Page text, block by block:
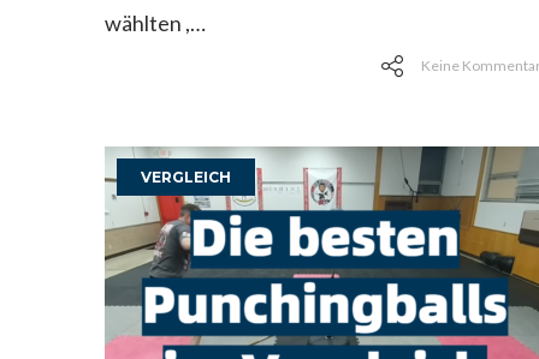
wählten ,…
Keine
VERGLEICH